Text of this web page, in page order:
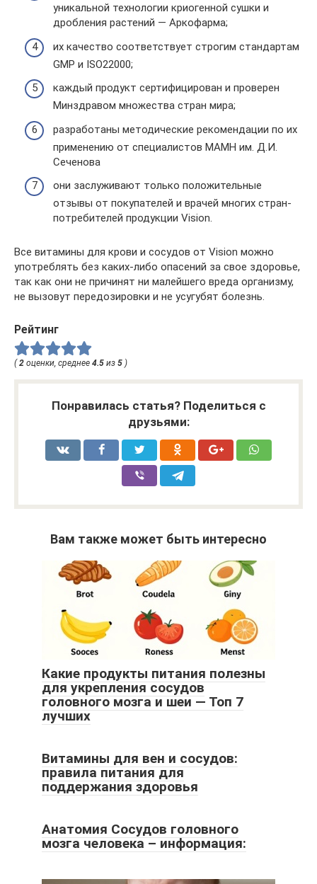
уникальной технологии криогенной сушки и
дробления растений — Аркофарма;
их качество соответствует строгим стандартам
GMP и ISO22000;
каждый продукт сертифицирован и проверен
Минздравом множества стран мира;
разработаны методические рекомендации по их
применению от специалистов МАМН им. Д.И.
Сеченова
они заслуживают только положительные
отзывы от покупателей и врачей многих стран-
потребителей продукции Vision.
Все витамины для крови и сосудов от Vision можно
употреблять без каких-либо опасений за свое здоровье,
так как они не причинят ни малейшего вреда организму,
не вызовут передозировки и не усугубят болезнь.
Рейтинг
( 2 оценки, среднее 4.5 из 5 )
Понравилась статья? Поделиться с
друзьями:
Вам также может быть интересно
Какие продукты питания полезны
для укрепления сосудов
головного мозга и шеи — Топ 7
лучших
Витамины для вен и сосудов:
правила питания для
поддержания здоровья
Анатомия Сосудов головного
мозга человека – информация: